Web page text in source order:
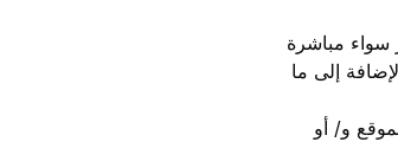
سواء مباشرة
إلى ما
و/ أو